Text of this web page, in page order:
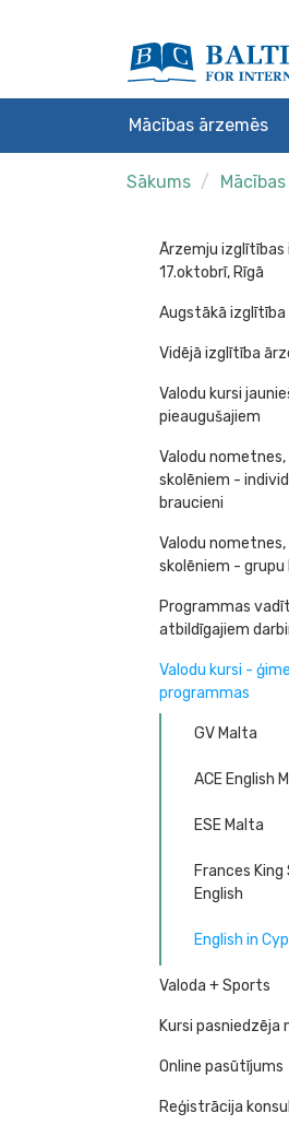
Mācības ārzemēs
Sākums
Ārzemju izglītības
17.oktobrī, Rīgā
Augstākā izglītība
Vidējā izglītība
Valodu kursi
pieaugušajiem
Valodu nometnes,
skolēniem -
braucieni
Valodu nometnes,
skolēniem - grupu
Programmas
atbildīgajiem
Valodu kursi -
programmas
GV Malta
ACE English
ESE Malta
Frances
English
English in
Valoda + Sports
Kursi pasniedzēja
Online pasūtījums
Reģistrācija